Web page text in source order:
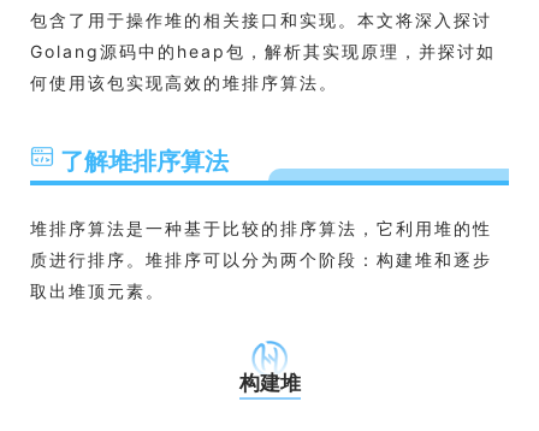
包含了用于操作堆的相关接口和实现。本文将深入探讨
Golang源码中的heap包，解析其实现原理，并探讨如
何使用该包实现高效的堆排序算法。
了解堆排序算法
堆排序算法是一种基于比较的排序算法，它利用堆的性
质进行排序。堆排序可以分为两个阶段：构建堆和逐步
取出堆顶元素。
构建堆